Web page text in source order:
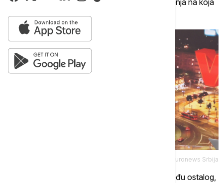
Srbija, realno, nema uticaja“, naglasio je on.
Euronews Srbija
Vasiljević smatra da se u okviru razgovora, između ostalog,